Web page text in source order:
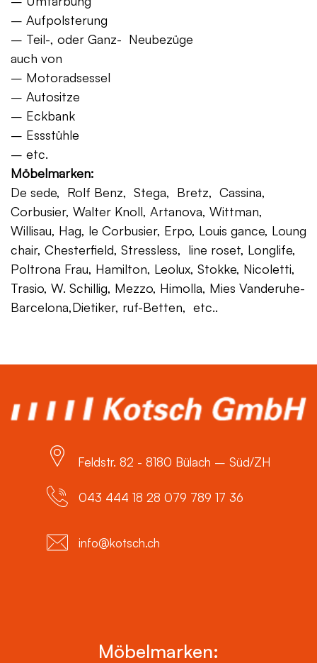
– Aufpolsterung
– Teil-, oder Ganz- Neubezüge
auch von
– Motoradsessel
– Autositze
– Eckbank
– Essstühle
– etc.
Möbelmarken:
De sede, Rolf Benz, Stega, Bretz, Cassina,
Corbusier, Walter Knoll, Artanova, Wittman,
Willisau, Hag, le Corbusier, Erpo, Louis gance, Loung
chair, Chesterfield, Stressless, line roset, Longlife,
Poltrona Frau, Hamilton, Leolux, Stokke, Nicoletti,
Trasio, W. Schillig, Mezzo, Himolla, Mies Vanderuhe-
Barcelona,Dietiker, ruf-Betten, etc..
Feldstr. 82 - 8180 Bülach – Süd/ZH
043 444 18 28 079 789 17 36
info@kotsch.ch
Möbelmarken: